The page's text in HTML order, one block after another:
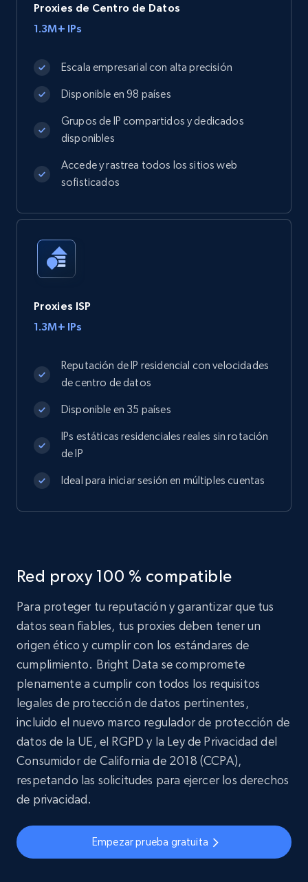
Proxies de Centro de Datos
1.3M+ IPs
Escala empresarial con alta precisión
Disponible en 98 países
Grupos de IP compartidos y dedicados
disponibles
Accede y rastrea todos los sitios web
sofisticados
Proxies ISP
1.3M+ IPs
Reputación de IP residencial con velocidades
de centro de datos
Disponible en 35 países
IPs estáticas residenciales reales sin rotación
de IP
Ideal para iniciar sesión en múltiples cuentas
Red proxy 100 % compatible
Para proteger tu reputación y garantizar que tus
datos sean fiables, tus proxies deben tener un
origen ético y cumplir con los estándares de
cumplimiento. Bright Data se compromete
plenamente a cumplir con todos los requisitos
legales de protección de datos pertinentes,
incluido el nuevo marco regulador de protección de
datos de la UE, el RGPD y la Ley de Privacidad del
Consumidor de California de 2018 (CCPA),
respetando las solicitudes para ejercer los derechos
de privacidad.
Empezar prueba gratuita